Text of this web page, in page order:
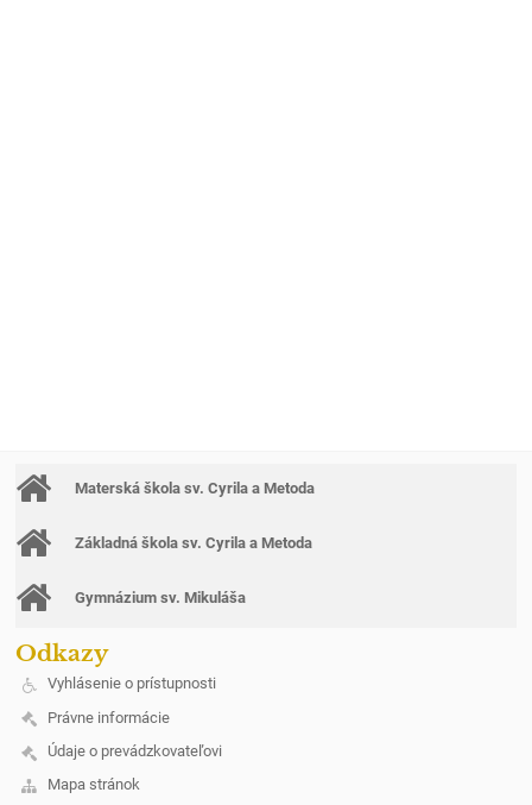
Materská škola sv. Cyrila a Metoda
Základná škola sv. Cyrila a Metoda
Gymnázium sv. Mikuláša
Odkazy
Vyhlásenie o prístupnosti
Právne informácie
Údaje o prevádzkovateľovi
Mapa stránok